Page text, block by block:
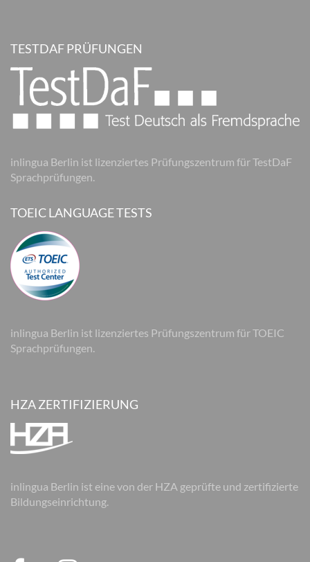
TESTDAF PRÜFUNGEN
inlingua Berlin ist lizenziertes Prüfungszentrum für TestDaF
Sprachprüfungen.
TOEIC LANGUAGE TESTS
inlingua Berlin ist lizenziertes Prüfungszentrum für TOEIC
Sprachprüfungen.
HZA ZERTIFIZIERUNG
inlingua Berlin ist eine von der HZA geprüfte und zertifizierte
Bildungseinrichtung.